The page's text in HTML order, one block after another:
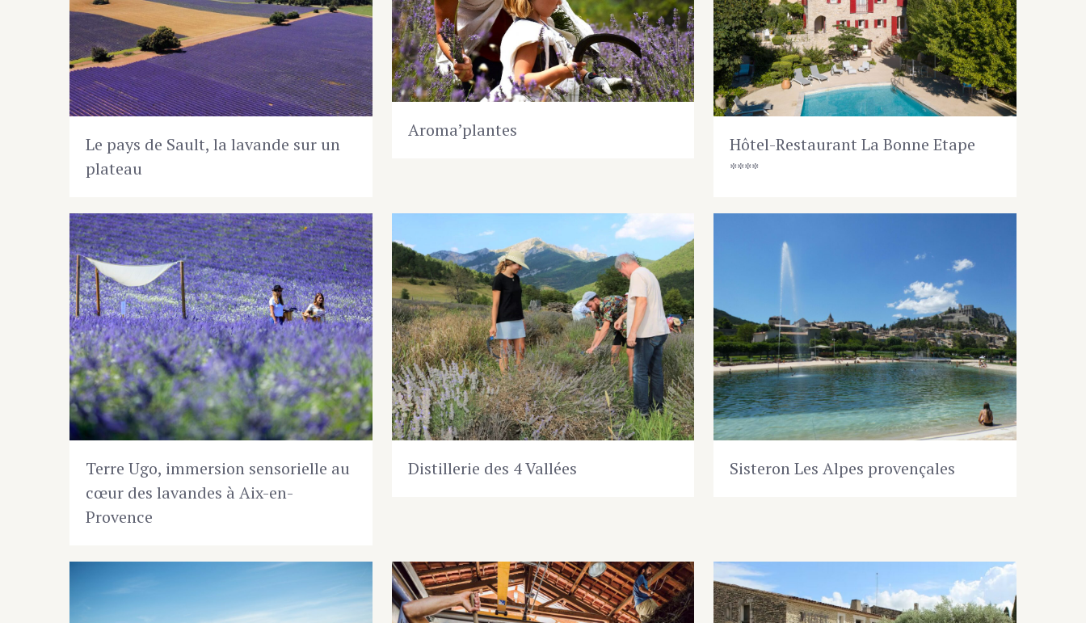
Le pays de Sault, la lavande sur un
plateau
Aroma’plantes
Hôtel-Restaurant La Bonne Etape
****
Terre Ugo, immersion sensorielle au
cœur des lavandes à Aix-en-
Provence
Distillerie des 4 Vallées Sisteron Les Alpes provençales